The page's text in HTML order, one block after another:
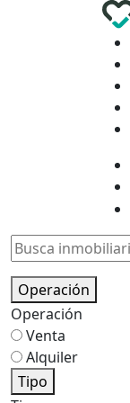
Operación
Operación
Venta
Alquiler
Tipo